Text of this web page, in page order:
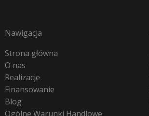
Nawigacja
Strona główna
O nas
Realizacje
Finansowanie
Blog
Ogólne Warunki Handlowe